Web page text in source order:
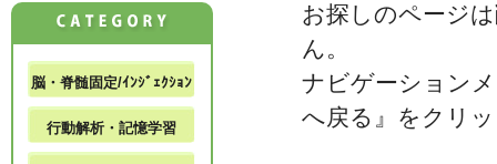
お探しのページ
ん。
ナビゲーション
へ戻る』をクリ
脳・脊髄固定/ｲﾝｼﾞｪｸｼｮﾝ
行動解析・記憶学習